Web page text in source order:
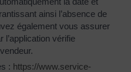
ainsi l’absence de
également vous assurer
l’application vérifie
: https://www.service-